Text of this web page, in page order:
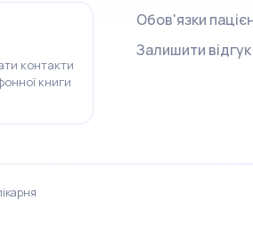
контакти
книги
Обов'язки
Залишити відгук